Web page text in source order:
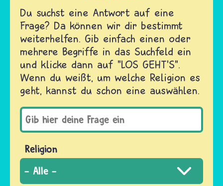
Du suchst eine Antwort auf eine
Frage? Da können wir dir bestimmt
weiterhelfen. Gib einfach einen oder
mehrere Begriffe in das Suchfeld ein
und klicke dann auf "LOS GEHT'S".
Wenn du weißt, um welche Religion es
geht, kannst du schon eine auswählen.
Religion